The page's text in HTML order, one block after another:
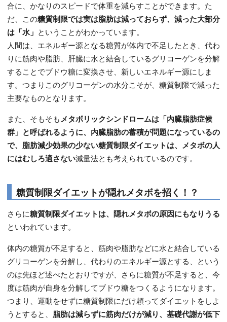
合に、かなりのスピードで体重を減らすことができます。た
だ、この糖質制限では実は脂肪は減っておらず、減った大部分
は「水」 ということがわかっています。
人間は、エネルギー源となる糖質が体内で不足したとき、代わ
りに筋肉や脂肪、肝臓に水と結合しているグリコーゲンを分解
することでブドウ糖に変換させ、新しいエネルギー源にしま
す。つまりこのグリコーゲンの水分こそが、糖質制限で減った
主要なものとなります。
また、そもそも メタボリックシンドロームは「内臓脂肪症候
群」と呼ばれるように、内臓脂肪の蓄積が問題になっているの
で、脂肪減少効果の少ない糖質制限ダイエットは、メタボの人
にはむしろ適さない減量法とも考えられているのです。
糖質制限ダイエットが隠れメタボを招く！？
さらに糖質制限ダイエットは、隠れメタボの原因にもなりうる
といわれています。
体内の糖質が不足すると、筋肉や脂肪などに水と結合している
グリコーゲンを分解し、代わりのエネルギー源とする、という
のは先ほど述べたとおりですが、さらに糖質が不足すると、今
度は筋肉が自身を分解してブドウ糖をつくるようになります。
つまり、運動をせずに糖質制限にだけ頼ってダイエットをしよ
うとすると、 脂肪は減らずに筋肉だけが減り、基礎代謝が低下